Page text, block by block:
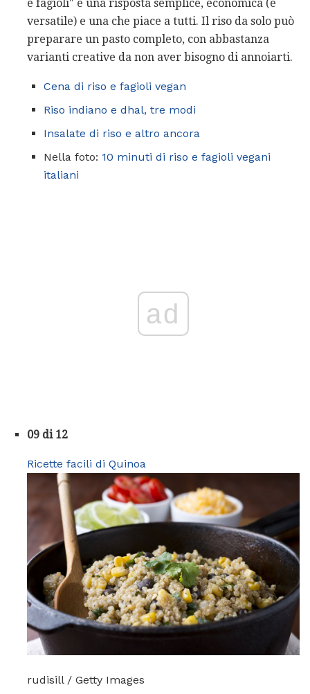
e fagioli" è una risposta semplice, economica (e
versatile) e una che piace a tutti. Il riso da solo può
preparare un pasto completo, con abbastanza
varianti creative da non aver bisogno di annoiarti.
Cena di riso e fagioli vegan
Riso indiano e dhal, tre modi
Insalate di riso e altro ancora
Nella foto: 10 minuti di riso e fagioli vegani
italiani
ad
09 di 12
Ricette facili di Quinoa
rudisill / Getty Images